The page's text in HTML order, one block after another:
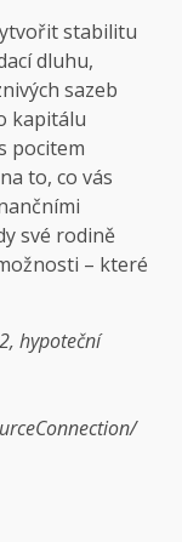
stabilitu
dluhu,
sazeb
kapitálu
pocitem
to, co vás
své rodině
– které
hypoteční